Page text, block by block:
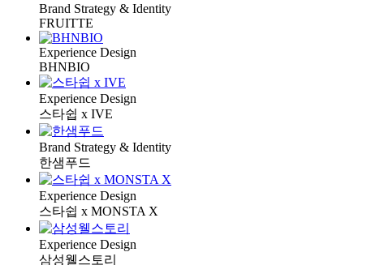
Brand Strategy & Identity
FRUITTE
Experience Design
BHNBIO
Experience Design
스타쉽 x IVE
Brand Strategy & Identity
한샘푸드
Experience Design
스타쉽 x MONSTA X
Experience Design
삼성웰스토리